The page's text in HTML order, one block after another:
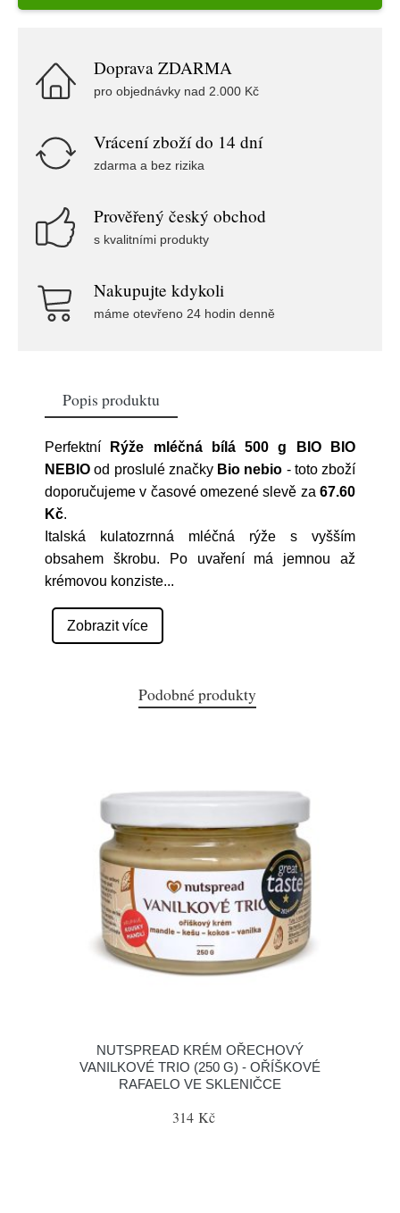
Doprava ZDARMA
pro objednávky nad 2.000 Kč
Vrácení zboží do 14 dní
zdarma a bez rizika
Prověřený český obchod
s kvalitními produkty
Nakupujte kdykoli
máme otevřeno 24 hodin denně
Popis produktu
Perfektní
Rýže mléčná bílá 500 g BIO BIO
NEBIO od proslulé značky Bio nebio - toto zboží
doporučujeme v časové omezené slevě za 67.60
Kč.
Italská kulatozrnná mléčná rýže s vyšším
obsahem škrobu. Po uvaření má jemnou až
krémovou konziste...
Zobrazit více
Podobné produkty
NUTSPREAD KRÉM OŘECHOVÝ
VANILKOVÉ TRIO (250 G) - OŘÍŠKOVÉ
RAFAELO VE SKLENIČCE
314 Kč